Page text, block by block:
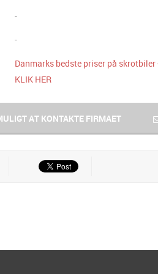
-
-
Danmarks bedste priser på skrotbiler
KLIK HER
AT KONTAKTE FIRMAET